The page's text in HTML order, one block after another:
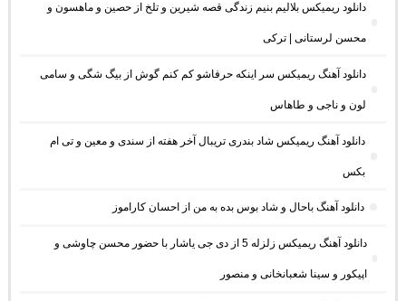
دانلود ریمیکس بلالیم بنیم زندگی قصه شیرین و تلخ از حصین و ماهسون و
محسن لرستانی | ترکی
دانلود آهنگ ریمیکس سر اینکه حرفاشو کم کنم گوش از بیگ شگی و سامی
لون و ناجی و طاهاس
دانلود آهنگ ریمیکس شاد بندری تریبال آخر هفته از سندی و معین و تی ام
بکس
دانلود آهنگ باحال و شاد بوس بده به من از احسان کاراموز
دانلود آهنگ ریمیکس زلزله 5 از دی جی یاشار با حضور محسن چاوشی و
اپیکور و سینا شعبانخانی و منصور